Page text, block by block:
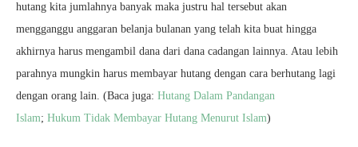
hutang kita jumlahnya banyak maka justru hal tersebut akan
mengganggu anggaran belanja bulanan yang telah kita buat hingga
akhirnya harus mengambil dana dari dana cadangan lainnya. Atau lebih
parahnya mungkin harus membayar hutang dengan cara berhutang lagi
dengan orang lain. (Baca juga: Hutang Dalam Pandangan
Islam; Hukum Tidak Membayar Hutang Menurut Islam)